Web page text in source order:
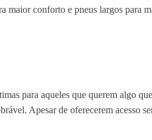
conforto e pneus largos para
para aqueles que querem algo
Apesar de oferecerem acesso